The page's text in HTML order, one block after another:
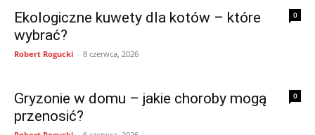
0
Ekologiczne kuwety dla kotów – które
wybrać?
Robert Rogucki - 8 czerwca, 2026
0
Gryzonie w domu – jakie choroby mogą
przenosić?